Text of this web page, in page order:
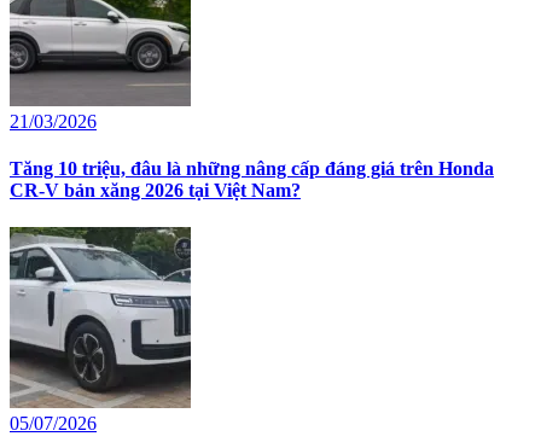
21/03/2026
Tăng 10 triệu, đâu là những nâng cấp đáng giá trên Honda
CR-V bản xăng 2026 tại Việt Nam?
05/07/2026